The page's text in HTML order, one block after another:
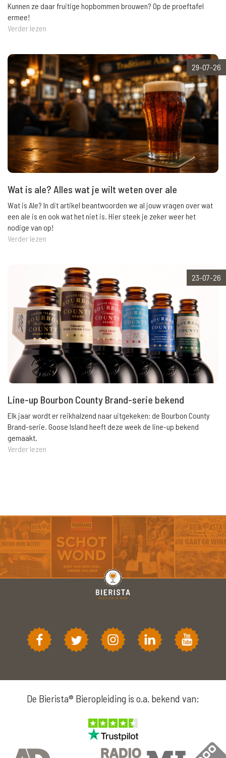
Kunnen ze daar fruitige hopbommen brouwen? Op de proeftafel
ermee!
Verder lezen
29-07-26
Wat is ale? Alles wat je wilt weten over ale
Wat is Ale? In dit artikel beantwoorden we al jouw vragen over wat
een ale is en ook wat het niet is. Hier steek je zeker weer het
nodige van op!
Verder lezen
23-07-26
Line-up Bourbon County Brand-serie bekend
Elk jaar wordt er reikhalzend naar uitgekeken: de Bourbon County
Brand-serie. Goose Island heeft deze week de line-up bekend
gemaakt.
Verder lezen
De Bierista® Bieropleiding is o.a. bekend van: